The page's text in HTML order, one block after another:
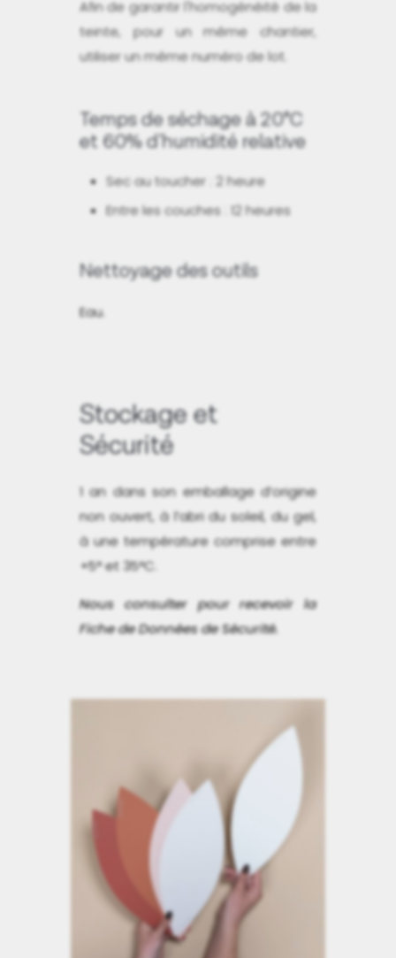
Afin de garantir l'homogénéité de la
teinte, pour un même chantier,
utiliser un même numéro de lot.
Temps de séchage à 20°C
et 60% d'humidité relative
Sec au toucher : 2 heure
Entre les couches : 12 heures
Nettoyage des outils
Eau.
Stockage et
Sécurité
1 an dans son emballage d’origine
non ouvert, à l’abri du soleil, du gel,
à une température comprise entre
+5° et 35°C.
Nous consulter pour recevoir la
Fiche de Données de Sécurité.